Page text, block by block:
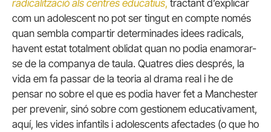
radicalització als centres educatius, tractant d’explicar
com un adolescent no pot ser tingut en compte només
quan sembla compartir determinades idees radicals,
havent estat totalment oblidat quan no podia enamorar-
se de la companya de taula. Quatres dies després, la
vida em fa passar de la teoria al drama real i he de
pensar no sobre el que es podia haver fet a Manchester
per prevenir, sinó sobre com gestionem educativament,
aquí, les vides infantils i adolescents afectades (o que ho